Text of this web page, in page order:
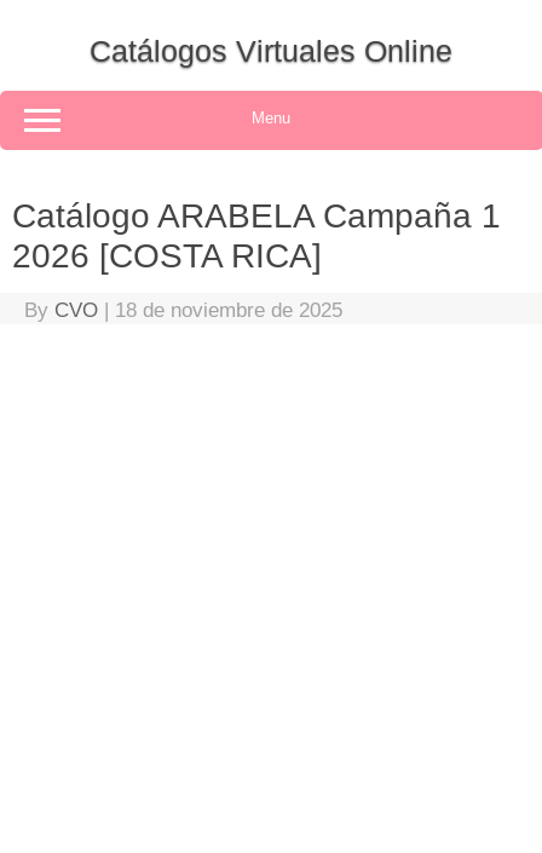
Catálogos Virtuales Online
Menu
Catálogo ARABELA Campaña 1
2026 [COSTA RICA]
By CVO | 18 de noviembre de 2025